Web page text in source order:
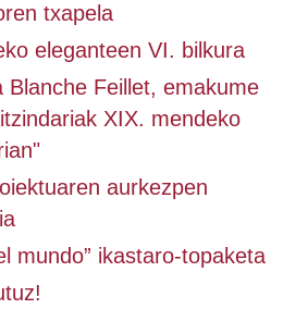
txapela
eleganteen VI. bilkura
Blanche Feillet, emakume
XIX. mendeko
aurkezpen
mundo” ikastaro-topaketa